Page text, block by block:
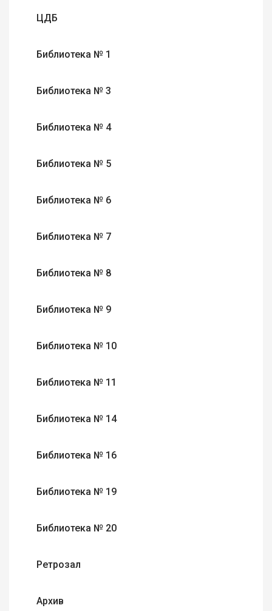
ЦДБ
Библиотека № 1
Библиотека № 3
Библиотека № 4
Библиотека № 5
Библиотека № 6
Библиотека № 7
Библиотека № 8
Библиотека № 9
Библиотека № 10
Библиотека № 11
Библиотека № 14
Библиотека № 16
Библиотека № 19
Библиотека № 20
Ретрозал
Архив